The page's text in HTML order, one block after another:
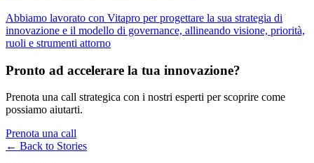
Abbiamo lavorato con Vitapro per progettare la sua strategia di
innovazione e il modello di governance, allineando visione, priorità,
ruoli e strumenti attorno
Pronto ad accelerare la tua innovazione?
Prenota una call strategica con i nostri esperti per scoprire come
possiamo aiutarti.
Prenota una call
← Back to Stories